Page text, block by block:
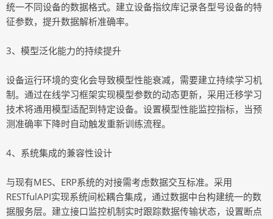
统一不同设备的数据格式。建立设备指纹库记录各型号设备的特
征参数，提升数据解析准确率。
3、模型泛化能力的持续提升
设备运行环境的变化会导致模型性能衰减，需要建立持续学习机
制。通过在线学习框架实现模型参数的动态更新，采用迁移学习
技术将通用模型适配到特定设备。设置模型性能监控指标，当预
测准确率下降时自动触发重新训练流程。
4、系统集成的兼容性设计
与现有MES、ERP系统的对接需考虑数据交互标准。采用
RESTfulAPI实现系统间松耦合集成，通过数据中台构建统一的数
据服务层。建立接口监控机制实时跟踪数据传输状态，设置断点